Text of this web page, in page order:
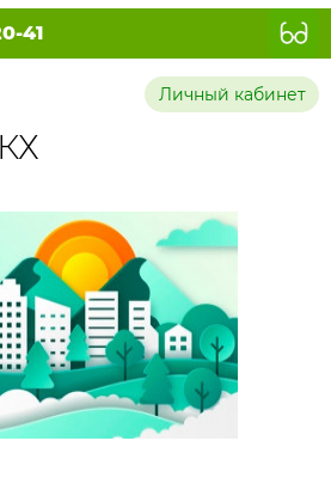
41
Личный кабинет